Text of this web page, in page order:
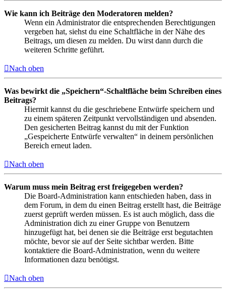
Wie kann ich Beiträge den Moderatoren melden?
Wenn ein Administrator die entsprechenden Berechtigungen
vergeben hat, siehst du eine Schaltfläche in der Nähe des
Beitrags, um diesen zu melden. Du wirst dann durch die
weiteren Schritte geführt.
Nach oben
Was bewirkt die „Speichern“-Schaltfläche beim Schreiben eines
Beitrags?
Hiermit kannst du die geschriebene Entwürfe speichern und
zu einem späteren Zeitpunkt vervollständigen und absenden.
Den gesicherten Beitrag kannst du mit der Funktion
„Gespeicherte Entwürfe verwalten“ in deinem persönlichen
Bereich erneut laden.
Nach oben
Warum muss mein Beitrag erst freigegeben werden?
Die Board-Administration kann entschieden haben, dass in
dem Forum, in dem du einen Beitrag erstellt hast, die Beiträge
zuerst geprüft werden müssen. Es ist auch möglich, dass die
Administration dich zu einer Gruppe von Benutzern
hinzugefügt hat, bei denen sie die Beiträge erst begutachten
möchte, bevor sie auf der Seite sichtbar werden. Bitte
kontaktiere die Board-Administration, wenn du weitere
Informationen dazu benötigst.
Nach oben